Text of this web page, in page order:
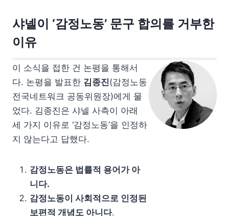
샤넬이 ‘감정노동’ 문구 합의를 거부한
이유
이 소식을 접한 건 논평을 통해서
다. 논평을 발표한 김종진(감정노동
전국네트워크 공동위원장)에게 물
었다. 김종진은 샤넬 사측이 아래
세 가지 이유로 ‘감정노동’을 인정하
지 않는다고 답했다.
감정노동은 법률적 용어가 아
니다.
감정노동이 사회적으로 인정된
보편적 개념도 아니다.